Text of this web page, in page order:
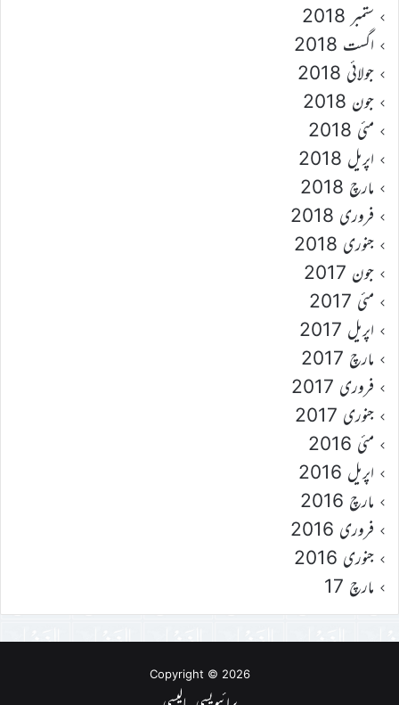
ستمبر 2018
اگست 2018
جولائی 2018
جون 2018
مئی 2018
اپریل 2018
مارچ 2018
فروری 2018
جنوری 2018
جون 2017
مئی 2017
اپریل 2017
مارچ 2017
فروری 2017
جنوری 2017
مئی 2016
اپریل 2016
مارچ 2016
فروری 2016
جنوری 2016
مارچ 17
Copyright © 2026